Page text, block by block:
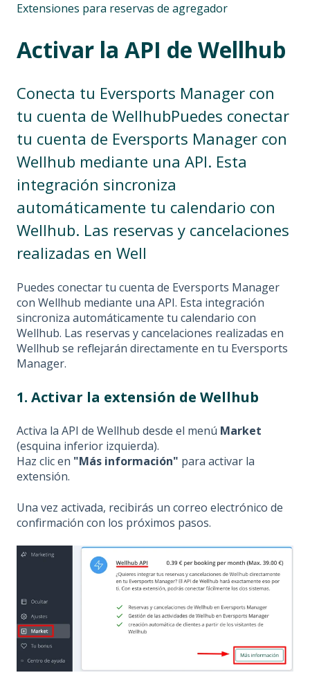
Extensiones para reservas de agregador
Activar la API de Wellhub
Conecta tu Eversports Manager con
tu cuenta de WellhubPuedes conectar
tu cuenta de Eversports Manager con
Wellhub mediante una API. Esta
integración sincroniza
automáticamente tu calendario con
Wellhub. Las reservas y cancelaciones
realizadas en Well
Puedes conectar tu cuenta de Eversports Manager
con Wellhub mediante una API. Esta integración
sincroniza automáticamente tu calendario con
Wellhub. Las reservas y cancelaciones realizadas en
Wellhub se reflejarán directamente en tu Eversports
Manager.
1. Activar la extensión de Wellhub
Activa la API de Wellhub desde el menú Market
(esquina inferior izquierda).
Haz clic en "Más información" para activar la
extensión.
Una vez activada, recibirás un correo electrónico de
confirmación con los próximos pasos.